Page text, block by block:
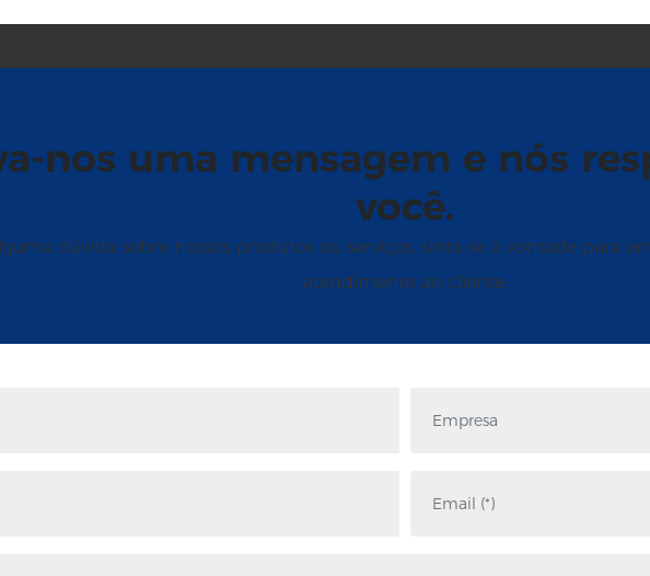
nos uma mensagem e nós
você.
dúvida sobre nossos produtos ou serviços, sinta-se à vontade para
atendimento ao cliente.